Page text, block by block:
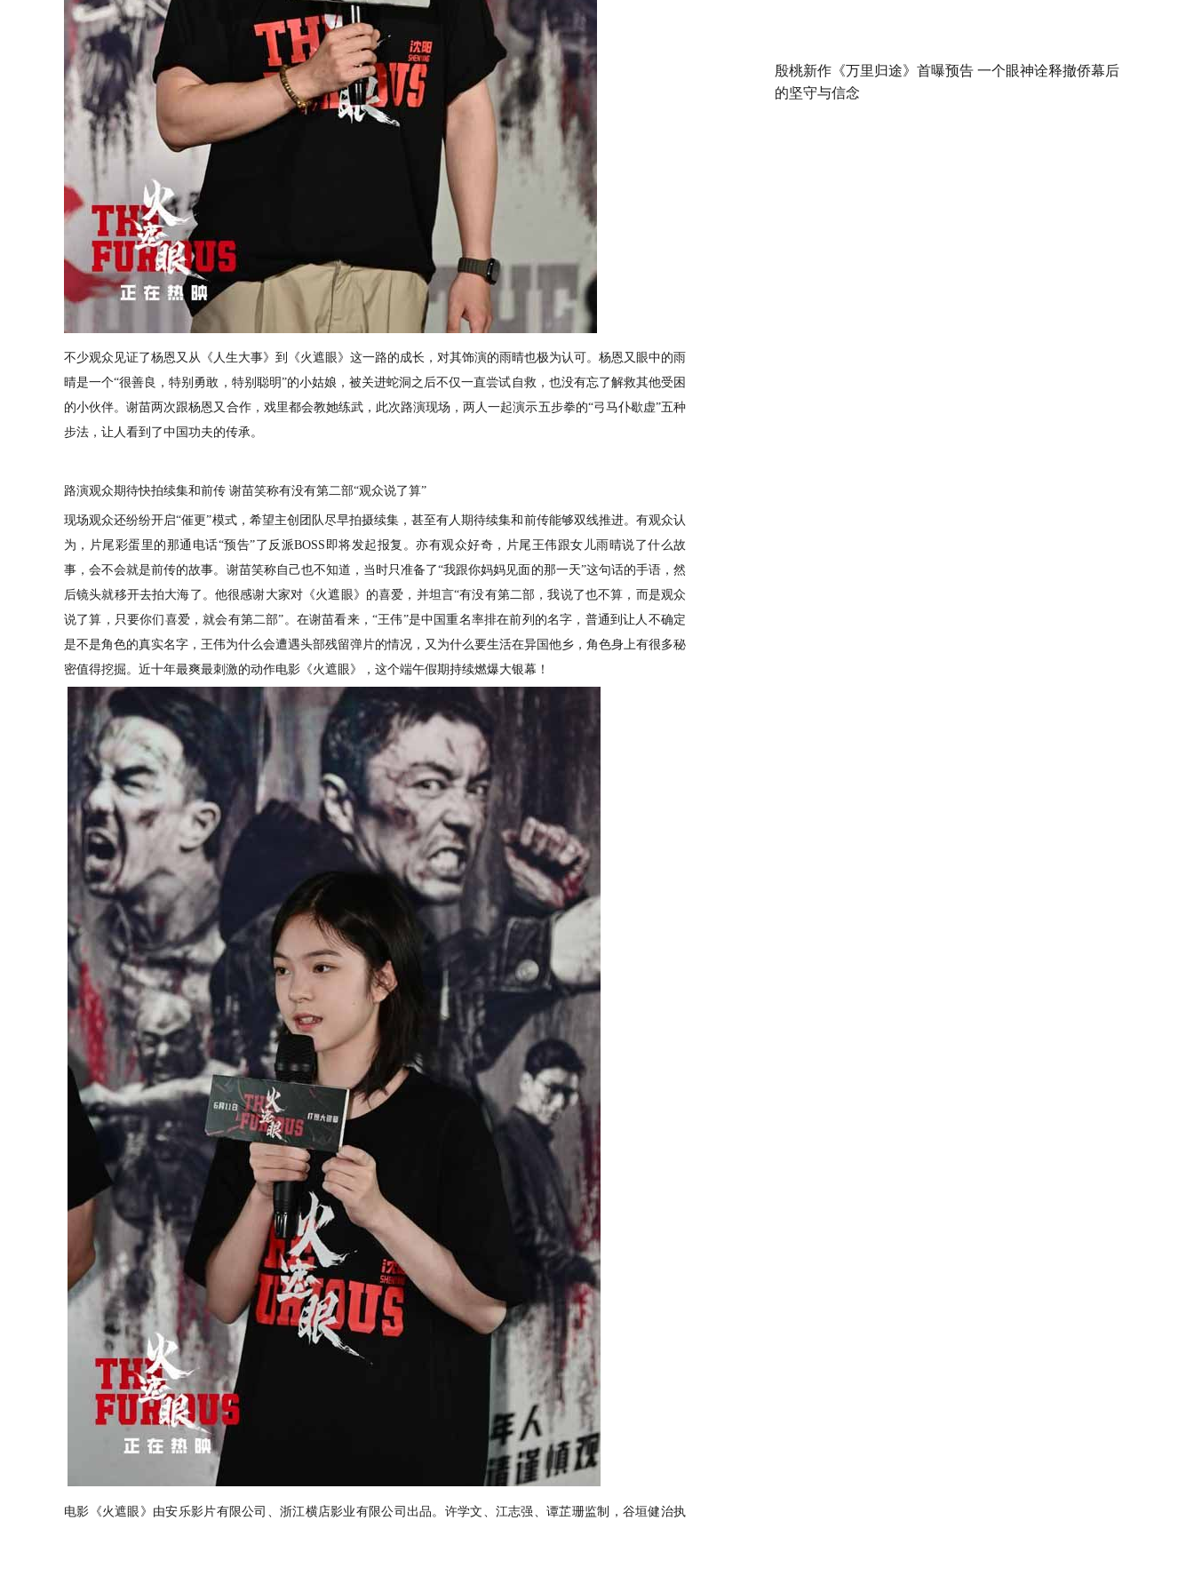
不少观众见证了杨恩又从《人生大事》到《火遮眼》这一路的成长，对其饰演的雨晴也极为认可。杨恩又眼中的雨
晴是一个“很善良，特别勇敢，特别聪明”的小姑娘 ， 被关进蛇洞之后不仅一直尝试自救，也没有忘了解救其他受困
的小伙伴。谢苗两次跟杨恩又合作，戏里都会教她练武，此次路演现场，两人一起演示五步拳的“弓马仆歇虚”五种
步法，让人看到了中国功夫的传承。
路演观众期待快拍续集和前传 谢苗笑称有没有第二部“观众说了算”
现场观众还纷纷开启“催更”模式，希望主创团队尽早拍摄续集，甚至有人期待续集和前传能够双线推进。有观众认
为，片尾彩蛋里的那通电话“预告”了反派BOSS即将发起报复。亦有观众好奇，片尾王伟跟女儿雨晴说了什么故
事，会不会就是前传的故事。谢苗笑称自己也不知道，当时只准备了“我跟你妈妈见面的那一天”这句话的手语，然
后镜头就移开去拍大海了。他很感谢大家对《火遮眼》的喜爱，并坦言“有没有第二部，我说了也不算， 而是观众
说了算，只要你们 喜爱，就会有第二部”。 在谢苗看来，“王伟”是中国重名率排在前列的名字，普通到让人不确定
是不是角色的真实名字，王伟为什么会遭遇头部残留弹片的情况，又为什么要生活在异国他乡，角色身上有很多秘
密值得挖掘。近十年最爽最刺激的动作电影《火遮眼》，这个端午假期持续燃爆大银幕！
电影《火遮眼》由安乐影片有限公司、浙江横店影业有限公司出品。许学文、江志强、谭芷珊监制，谷垣健治执
殷桃新作《万里归途》首曝预告 一个眼神诠释撤侨幕后
的坚守与信念